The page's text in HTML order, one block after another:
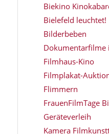
Biekino
Bielefeld leuchtet!
Bilderbeben
Dokumentarfilme
Filmhaus-Kino
Filmplakat-
Flimmern
FrauenFilmTage
Geräteverleih
Kamera